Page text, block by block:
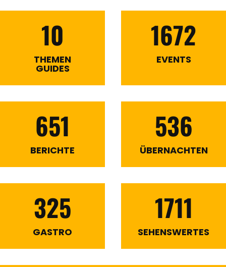
10
THEMEN
GUIDES
1672
EVENTS
651
BERICHTE
536
ÜBERNACHTEN
325
GASTRO
1711
SEHENSWERTES